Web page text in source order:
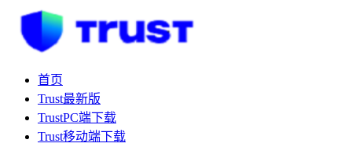
首页
Trust最新版
TrustPC端下载
Trust移动端下载